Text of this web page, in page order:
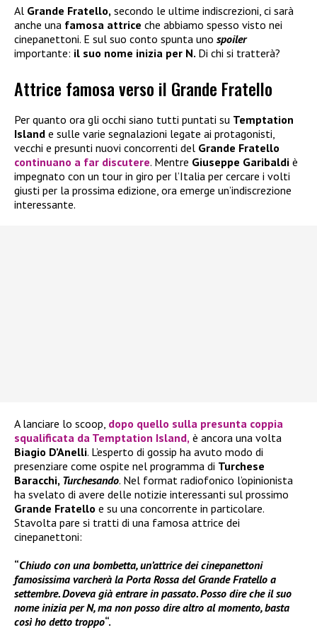
Al Grande Fratello, secondo le ultime indiscrezioni, ci sarà
anche una famosa attrice che abbiamo spesso visto nei
cinepanettoni. E sul suo conto spunta uno spoiler
importante: il suo nome inizia per N. Di chi si tratterà?
Attrice famosa verso il Grande Fratello
Per quanto ora gli occhi siano tutti puntati su Temptation
Island e sulle varie segnalazioni legate ai protagonisti,
vecchi e presunti nuovi concorrenti del Grande Fratello
continuano a far discutere. Mentre Giuseppe Garibaldi è
impegnato con un tour in giro per l’Italia per cercare i volti
giusti per la prossima edizione, ora emerge un’indiscrezione
interessante.
A lanciare lo scoop, dopo quello sulla presunta coppia
squalificata da Temptation Island, è ancora una volta
Biagio D’Anelli. L’esperto di gossip ha avuto modo di
presenziare come ospite nel programma di Turchese
Baracchi, Turchesando. Nel format radiofonico l’opinionista
ha svelato di avere delle notizie interessanti sul prossimo
Grande Fratello e su una concorrente in particolare.
Stavolta pare si tratti di una famosa attrice dei
cinepanettoni:
“Chiudo con una bombetta, un’attrice dei cinepanettoni
famosissima varcherà la Porta Rossa del Grande Fratello a
settembre. Doveva già entrare in passato. Posso dire che il suo
nome inizia per N, ma non posso dire altro al momento, basta
così ho detto troppo“.